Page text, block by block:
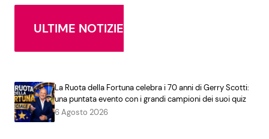
ULTIME NOTIZIE
La Ruota della Fortuna celebra i 70 anni di Gerry Scotti:
una puntata evento con i grandi campioni dei suoi quiz
6 Agosto 2026